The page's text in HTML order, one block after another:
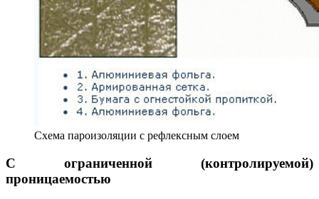
Схема пароизоляции с рефлексным слоем
С ограниченной (контролируемой)
проницаемостью